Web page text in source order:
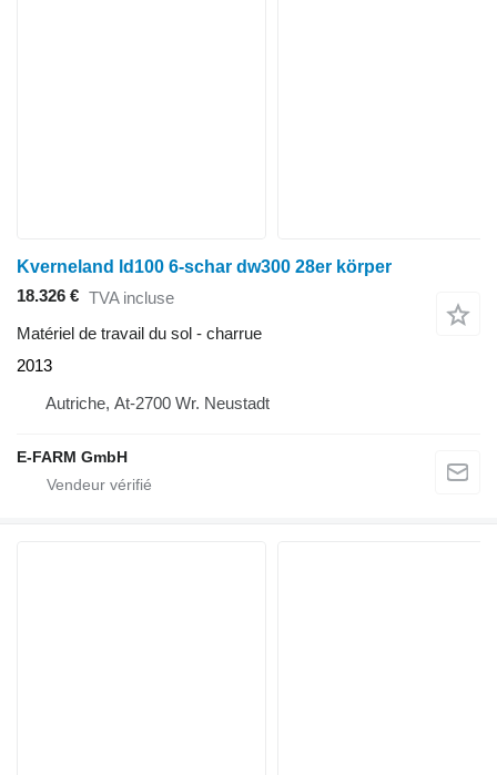
Kverneland ld100 6-schar dw300 28er körper
18.326 € TVA incluse
Matériel de travail du sol - charrue
2013
Autriche, At-2700 Wr. Neustadt
E-FARM GmbH